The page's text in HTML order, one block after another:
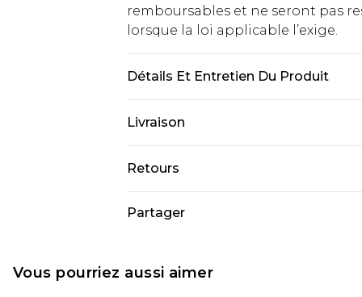
remboursables et ne seront pas
lorsque la loi applicable l’exige.
Détails Et Entretien Du Produit
Livraison
Livraison standard France
Livraison express France
Evri Parcel Shop
Retours
nous retourner un article.
demandée.
Partager
Vous pourriez aussi aimer